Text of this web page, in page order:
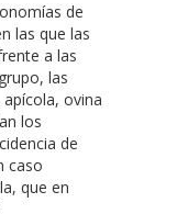
de
las que las
a las
las
ovina
los
de
caso
que en